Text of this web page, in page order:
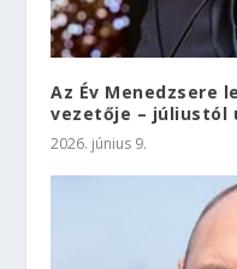
Az Év Menedzsere
vezetője – júliustól
2026. június 9.